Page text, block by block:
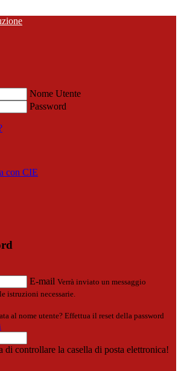
Nome Utente
Password
con CIE
E-mail Verrà inviato un messaggio
istruzioni necessarie.
al nome utente? Effettua il reset della password
di controllare la casella di posta elettronica!